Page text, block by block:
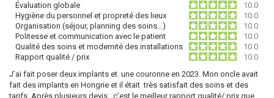
Évaluation globale
10.0
Hygiène du personnel et propreté des lieux
10.0
Organisation (séjour, planning des soins…)
10.0
Politesse et communication avec le patient
10.0
Qualité des soins et modernité des installations
10.0
Rapport qualité / prix
10.0
J’ai fait poser deux implants et une couronne en 2023. Mon oncle avait
fait des implants en Hongrie et il était très satisfait des soins et des
tarifs. Après plusieurs devis , c’est le meilleur rapport qualité/ prix que